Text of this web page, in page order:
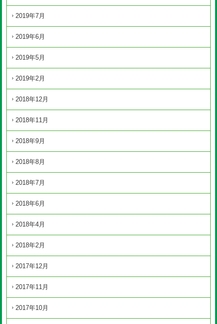
2019年7月
2019年6月
2019年5月
2019年2月
2018年12月
2018年11月
2018年9月
2018年8月
2018年7月
2018年6月
2018年4月
2018年2月
2017年12月
2017年11月
2017年10月